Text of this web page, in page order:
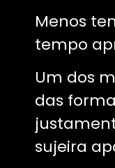
Menos
tempo
Um dos
das
sujeira